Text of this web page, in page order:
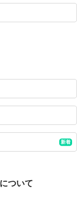
ついて